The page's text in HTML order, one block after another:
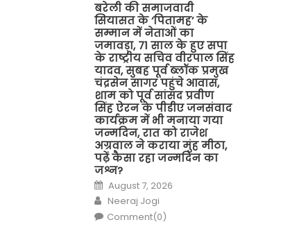
बरेली की समाजवादी
सियासत के ‘पितामह’ के
सम्मान में नेताओं का
जमावड़ा, 71 साल के हुए सपा
के राष्ट्रीय सचिव वीरपाल सिंह
यादव, सुबह पूर्व ब्लॉक प्रमुख
चंद्रसेन सागर पहुंचे आवास,
शाम को पूर्व सांसद प्रवीण
सिंह ऐरन के पीडीए जनसंवाद
कार्यक्रम में भी मनाया गया
जन्मदिन, रात को राजेश
अग्रवाल ने कराया मुंह मीठा,
पढ़ें कैसा रहा जन्मदिन का
जश्न?
Posted
on
August 7, 2026
Author
Neeraj Jogi
Comment(0)